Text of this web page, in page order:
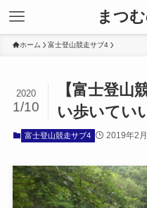
まつ
ホーム 富士登山競走サブ4
【富士登山
い歩いてい
2020
1/10
富士登山競走サブ4 2019年2